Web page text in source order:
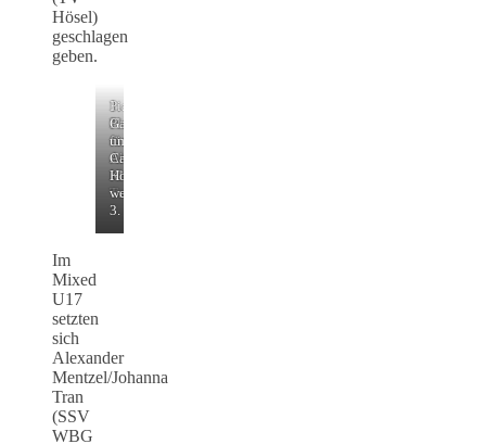
Hösel)
geschlagen
geben.
1.
Platz
für
Alexander
Mentzel/Johanna
Tran
1.
Platz
für
Amelie
Kluk
Pia
Gansen
und
Carla
Höhmann
werden
3.
Im
Mixed
U17
setzten
sich
Alexander
Mentzel/Johanna
Tran
(SSV
WBG